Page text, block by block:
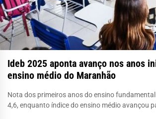
Ideb 2025 aponta avanço nos anos
ensino médio do Maranhão
Nota dos primeiros anos do ensino
4,6, enquanto índice do ensino médio avançou